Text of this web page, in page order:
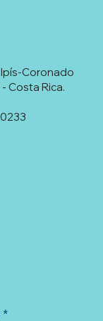
Coronado
Costa Rica.
*